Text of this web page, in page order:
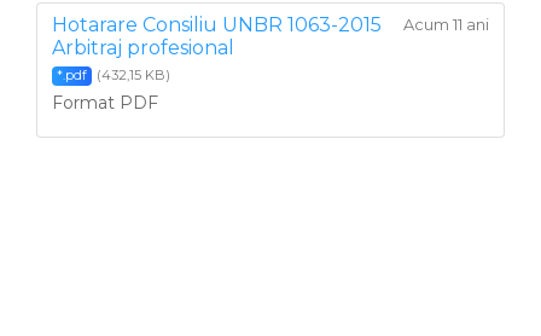
Hotarare Consiliu UNBR 1063-2015
Arbitraj profesional
Acum 11 ani
*.pdf (432,15 KB)
Format PDF